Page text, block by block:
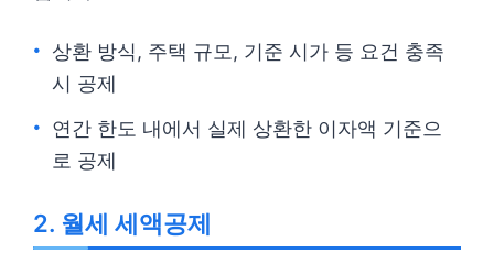
상환 방식, 주택 규모, 기준 시가 등 요건 충족
시 공제
연간 한도 내에서 실제 상환한 이자액 기준으
로 공제
2. 월세 세액공제